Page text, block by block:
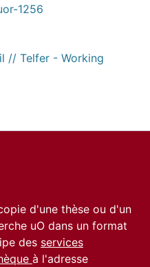
1256
// Telfer - Working
d'une thèse ou d'un
uO dans un format
des services
à l'adresse